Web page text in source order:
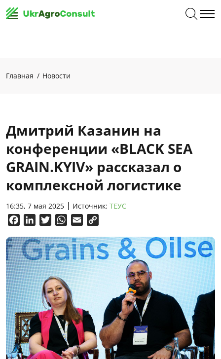
Главная Новости
Дмитрий Казанин на
конференции «BLACK SEA
GRAIN.KYIV» рассказал о
комплексной логистике
16:35, 7 мая 2025 Источник: ТЕУС
FacebookLinkedInTwitterWhatsApp
Email